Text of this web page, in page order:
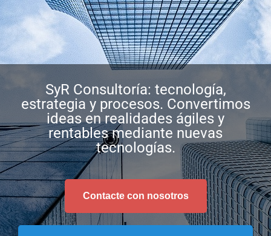
SyR Consultoría: tecnología,
estrategia y procesos. Convertimos
ideas en realidades ágiles y
rentables mediante nuevas
tecnologías.
Contacte con nosotros